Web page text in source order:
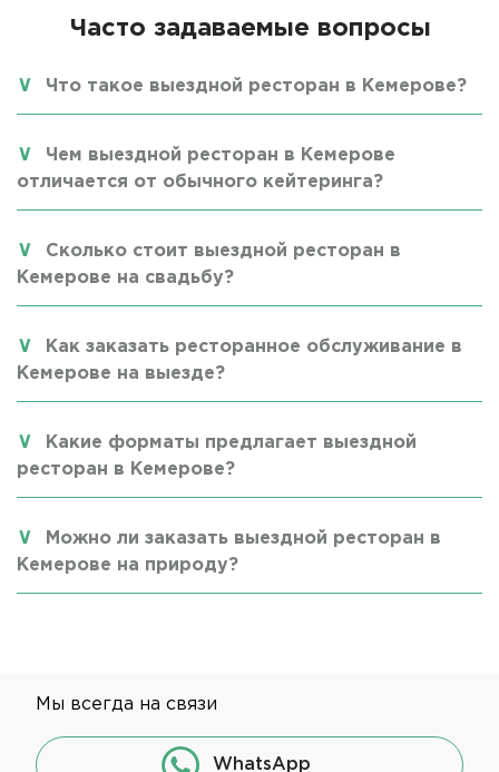
Часто задаваемые вопросы
Что такое выездной ресторан в Кемерове?
Чем выездной ресторан в Кемерове
отличается от обычного кейтеринга?
Сколько стоит выездной ресторан в
Кемерове на свадьбу?
Как заказать ресторанное обслуживание в
Кемерове на выезде?
Какие форматы предлагает выездной
ресторан в Кемерове?
Можно ли заказать выездной ресторан в
Кемерове на природу?
Мы всегда на связи
WhatsApp